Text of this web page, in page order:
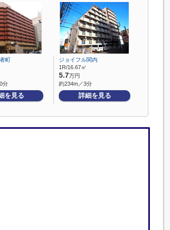
町
分
を見る
ジョイフル関内
1R/16.67㎡
5.7万円
約234m／3分
詳細を見る